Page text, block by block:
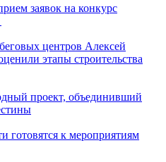
заявок на конкурс
центров Алексей
этапы строительства
проект, объединивший
готовятся к мероприятиям